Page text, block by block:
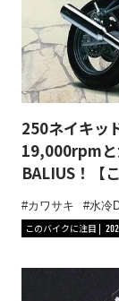
250ネイキッ
19,000rpmと
BALIUS！【
カワサキ 水冷
このバイクに注目